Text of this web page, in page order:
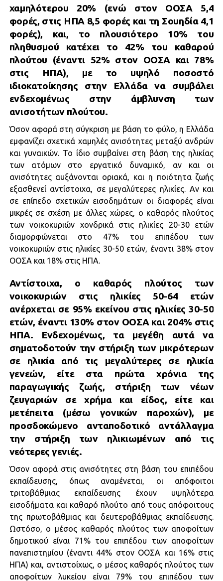
χαμηλότερου 20% (ενώ στον ΟΟΣΑ 5,4
φορές, στις ΗΠΑ 8,5 φορές και τη Σουηδία 4,1
φορές), και, το πλουσιότερο 10% του
πληθυσμού κατέχει το 42% του καθαρού
πλούτου (έναντι 52% στον ΟΟΣΑ και 78%
στις ΗΠΑ), με το υψηλό ποσοστό
ιδιοκατοίκησης στην Ελλάδα να συμβάλει
ενδεχομένως στην άμβλυνση των
ανισοτήτων πλούτου.
Όσον αφορά στη σύγκριση με βάση το φύλο, η Ελλάδα
εμφανίζει σχετικά χαμηλές ανισότητες μεταξύ ανδρών
και γυναικών. Το ίδιο συμβαίνει στη βάση της ηλικίας
των ατόμων στο εργατικό δυναμικό, αν και οι
ανισότητες αυξάνονται οριακά, και η ποιότητα ζωής
εξασθενεί αντίστοιχα, σε μεγαλύτερες ηλικίες. Αν και
σε επίπεδο σχετικών εισοδημάτων οι διαφορές είναι
μικρές σε σχέση με άλλες χώρες, ο καθαρός πλούτος
των νοικοκυριών χονδρικά στις ηλικίες 20-30 ετών
διαμορφώνεται στο 47% του επιπέδου των
νοικοκυριών στις ηλικίες 30-50 ετών, έναντι 38% στον
ΟΟΣΑ και 18% στις ΗΠΑ.
Αντίστοιχα, ο καθαρός πλούτος των
νοικοκυριών στις ηλικίες 50-64 ετών
ανέρχεται σε 95% εκείνου στις ηλικίες 30-50
ετών, έναντι 130% στον ΟΟΣΑ και 204% στις
ΗΠΑ. Ενδεχομένως, τα μεγέθη αυτά να
σηματοδοτούν την στήριξη των μικρότερων
σε ηλικία από τις μεγαλύτερες σε ηλικία
γενεών, είτε στα πρώτα χρόνια της
παραγωγικής ζωής, στήριξη των νέων
ζευγαριών σε χρήμα και είδος, είτε και
μετέπειτα (μέσω γονικών παροχών), με
προσδοκώμενο ανταποδοτικό αντάλλαγμα
την στήριξη των ηλικιωμένων από τις
νεότερες γενιές.
Όσον αφορά στις ανισότητες στη βάση του επιπέδου
εκπαίδευσης, όπως αναμένεται, οι απόφοιτοι
τριτοβάθμιας εκπαίδευσης έχουν υψηλότερα
εισοδήματα και καθαρό πλούτο από τους απόφοιτους
της πρωτοβάθμιας και δευτεροβάθμιας εκπαίδευσης.
Ωστόσο, ο μέσος καθαρός πλούτος των αποφοίτων
δημοτικού είναι 71% του επιπέδου των αποφοίτων
πανεπιστημίου (έναντι 44% στον ΟΟΣΑ και 16% στις
ΗΠΑ) και, αντιστοίχως, ο μέσος καθαρός πλούτος των
αποφοίτων λυκείου είναι 79% του επιπέδου των